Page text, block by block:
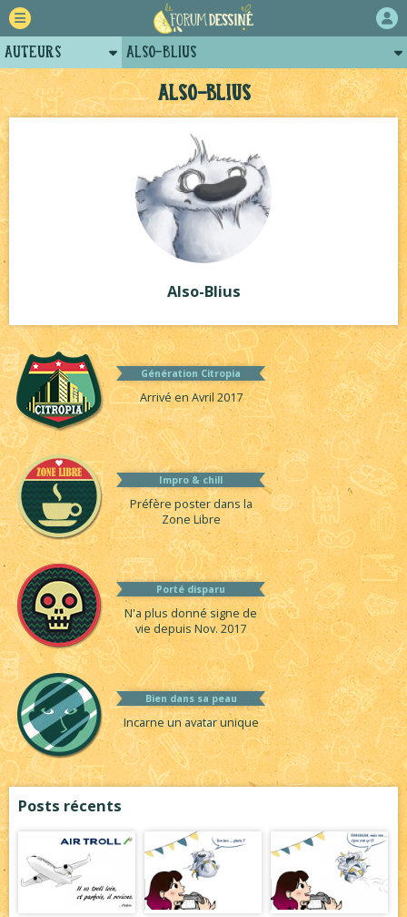
Also-Blius
Also-Blius
Génération Citropia
Arrivé en Avril 2017
Impro & chill
Préfère poster dans la
Zone Libre
Porté disparu
N'a plus donné signe de
vie depuis Nov. 2017
Bien dans sa peau
Incarne un avatar unique
Posts récents
Auteurs
Retour
Forum
Projets
Tutoriels
Also-Blius
Posts d'Also-Blius
Projets collectifs d'Also-Blius